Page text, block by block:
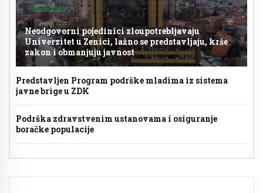
Neodgovorni pojedinici zloupotrebljavaju
Univerzitet u Zenici, lažno se predstavljaju, krše
zakon i obmanjuju javnost
Predstavljen Program podrške mladima iz sistema
javne brige u ZDK
Podrška zdravstvenim ustanovama i osiguranje
boračke populacije